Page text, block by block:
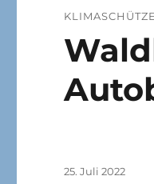
Veröffentlicht
25. Juli 2022